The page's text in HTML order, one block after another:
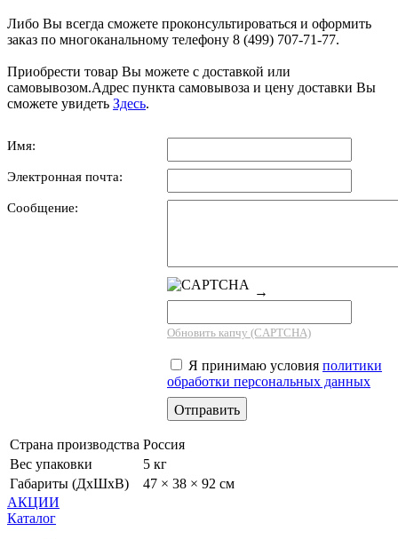
Либо Вы всегда сможете проконсультироваться и оформить
заказ по многоканальному телефону 8 (499) 707-71-77.
Приобрести товар Вы можете с доставкой или
самовывозом.Адрес пункта самовывоза и цену доставки Вы
сможете увидеть Здесь.
Имя:
Электронная почта:
Сообщение:
→
Обновить капчу (CAPTCHA)
Я принимаю условия политики
обработки персональных данных
Страна производства Россия
Вес упаковки
5 кг
Габариты (ДхШхВ)
47 × 38 × 92 см
АКЦИИ
Каталог